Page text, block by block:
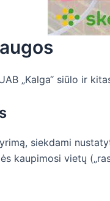
„Kalga“ siūlo ir
siekdami
kaupimosi vietų